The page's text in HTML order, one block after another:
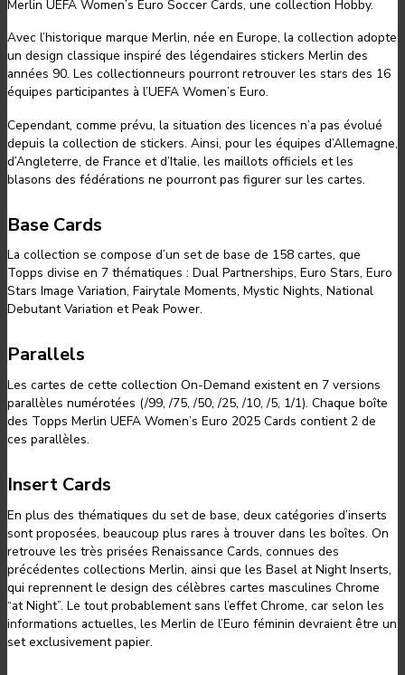
Merlin UEFA Women’s Euro Soccer Cards, une collection Hobby.
Avec l’historique marque Merlin, née en Europe, la collection adopte
un design classique inspiré des légendaires stickers Merlin des
années 90. Les collectionneurs pourront retrouver les stars des 16
équipes participantes à l’UEFA Women’s Euro.
Cependant, comme prévu, la situation des licences n’a pas évolué
depuis la collection de stickers. Ainsi, pour les équipes d’Allemagne,
d’Angleterre, de France et d’Italie, les maillots officiels et les
blasons des fédérations ne pourront pas figurer sur les cartes.
Base Cards
La collection se compose d’un set de base de 158 cartes, que
Topps divise en 7 thématiques : Dual Partnerships, Euro Stars, Euro
Stars Image Variation, Fairytale Moments, Mystic Nights, National
Debutant Variation et Peak Power.
Parallels
Les cartes de cette collection On-Demand existent en 7 versions
parallèles numérotées (/99, /75, /50, /25, /10, /5, 1/1). Chaque boîte
des Topps Merlin UEFA Women’s Euro 2025 Cards contient 2 de
ces parallèles.
Insert Cards
En plus des thématiques du set de base, deux catégories d’inserts
sont proposées, beaucoup plus rares à trouver dans les boîtes. On
retrouve les très prisées Renaissance Cards, connues des
précédentes collections Merlin, ainsi que les Basel at Night Inserts,
qui reprennent le design des célèbres cartes masculines Chrome
“at Night”. Le tout probablement sans l’effet Chrome, car selon les
informations actuelles, les Merlin de l’Euro féminin devraient être un
set exclusivement papier.